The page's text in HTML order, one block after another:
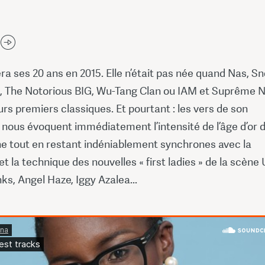
ses 20 ans en 2015. Elle n’était pas née quand Nas,
The Notorious BIG, Wu-Tang Clan ou IAM et Suprême
premiers classiques. Et pourtant : les vers de son
évoquent immédiatement l’intensité de l’âge d’or
tout en restant indéniablement synchrones avec la
la technique des nouvelles « first ladies » de la scène
Angel Haze, Iggy Azalea...